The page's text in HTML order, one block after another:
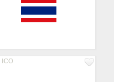
ICO